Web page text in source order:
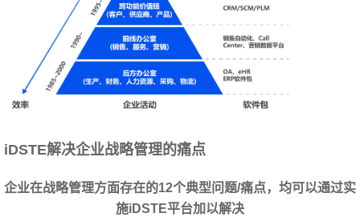
iDSTE解决企业战略管理的痛点
企业在战略管理方面存在的12个典型问题/痛点，均可以通过实
施iDSTE平台加以解决